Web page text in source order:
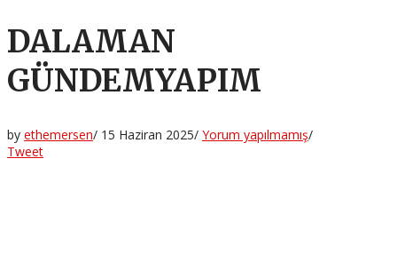
DALAMAN
GÜNDEMYAPIM
by ethemersen/ 15 Haziran 2025/ Yorum yapılmamış/
Tweet